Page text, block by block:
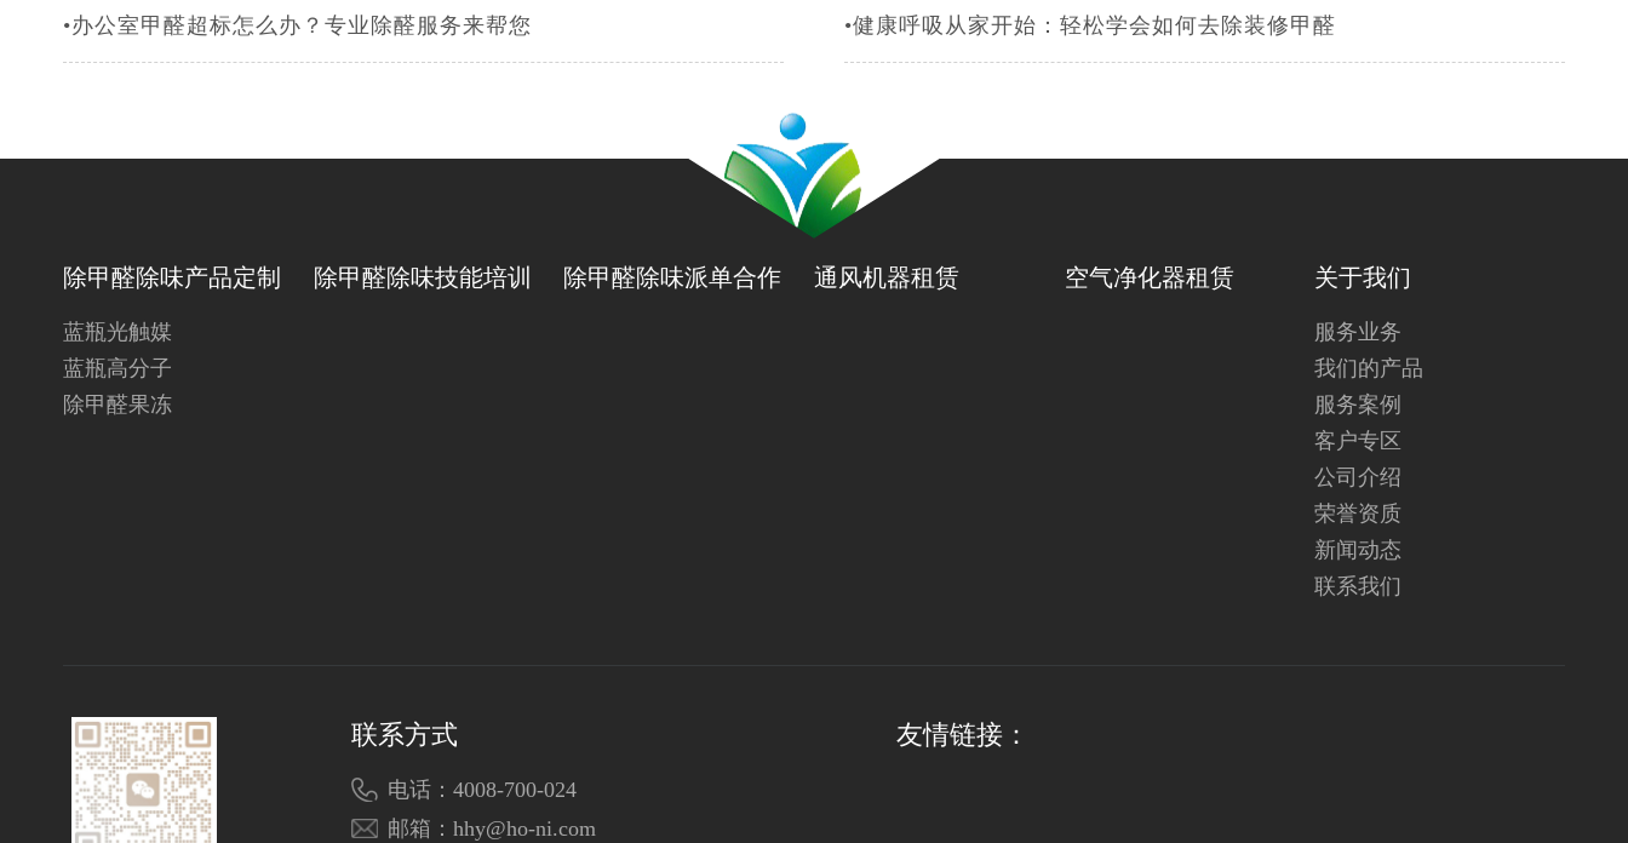
•办公室甲醛超标怎么办？专业除醛服务来帮您 •健康呼吸从家开始：轻松学会如何去除装修甲醛
除甲醛除味产品定制
蓝瓶光触媒
蓝瓶高分子
除甲醛果冻
除甲醛除味技能培训 除甲醛除味派单合作 通风机器租赁 空气净化器租赁 关于我们
服务业务
我们的产品
服务案例
客户专区
公司介绍
荣誉资质
新闻动态
联系我们
联系方式
电话：4008-700-024
邮箱：hhy@ho-ni.com
友情链接：